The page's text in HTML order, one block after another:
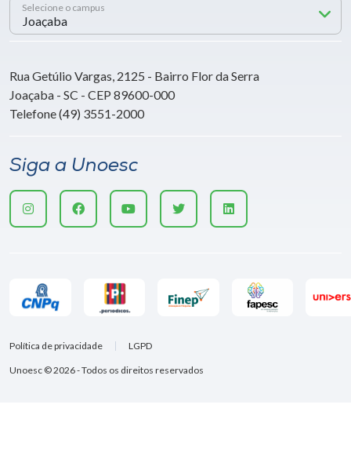
Selecione o campus
Rua Getúlio Vargas, 2125 - Bairro Flor da Serra
Joaçaba - SC - CEP 89600-000
Telefone (49) 3551-2000
Siga a Unoesc
Unoesc © 2026 - Todos os direitos reservados
Política de privacidade LGPD